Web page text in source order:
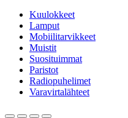
Kuulokkeet
Lamput
Mobiilitarvikkeet
Muistit
Suosituimmat
Paristot
Radiopuhelimet
Varavirtalähteet